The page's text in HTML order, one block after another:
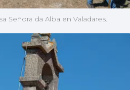
Señora da Alba en Valadares.